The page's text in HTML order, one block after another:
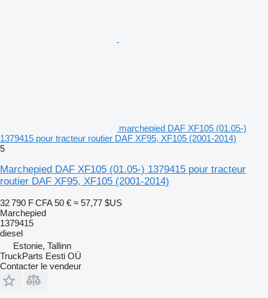
marchepied DAF XF105 (01.05-)
1379415 pour tracteur routier DAF XF95, XF105 (2001-2014)
5
Marchepied DAF XF105 (01.05-) 1379415 pour tracteur
routier DAF XF95, XF105 (2001-2014)
32 790 F CFA 50 € ≈ 57,77 $US
Marchepied
1379415
diesel
Estonie, Tallinn
TruckParts Eesti OÜ
Contacter le vendeur